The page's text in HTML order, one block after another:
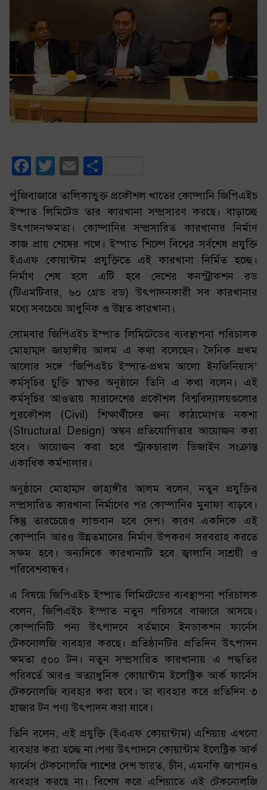
Facebook
Twitter
Email
পুঁজিবাজারে তালিকাভুক্ত প্রকৌশল খাতের কোম্পানি জিপিএইচ
ইস্পাত লিমিটেড তার কারখানা সম্প্রসারণ করছে। বাড়াচ্ছে
উৎপাদনক্ষমতা। কোম্পানির সম্প্রসারিত কারখানার নির্মাণ
কাজ প্রায় শেষের পথে। ইস্পাত শিল্পে বিশ্বের সর্বশেষ প্রযুক্তি
ইএএফ কোয়ান্টাম প্রযুক্তিতে এই কারখানা নির্মিত হচ্ছে।
নির্মাণ শেষ হলে এটি হবে দেশের কনস্ট্রাকশন রড
(টিএমটিবার, ৬০ গ্রেড রড) উৎপাদনকারী সব কারখানার
মধ্যে সবচেয়ে আধুনিক ও উন্নত কারখানা।
সোমবার জিপিএইচ ইস্পাত লিমিটেডের ব্যবস্থাপনা পরিচালক
মোহাম্মদ জাহাঙ্গীর আলম এ কথা বলেছেন। দৈনিক প্রথম
আলোর সঙ্গে ‘জিপিএইচ ইস্পাত-প্রথম আলো ইনজিনিয়াস’
কর্মসূচির চুক্তি স্বাক্ষর অনুষ্ঠানে তিনি এ কথা বলেন। এই
কর্মসূচির আওতায় সারাদেশের প্রকৌশল বিশ্ববিদ্যালয়গুলোর
পুরকৌশল (Civil) শিক্ষার্থীদের জন্য কাঠামোগত নকশা
(Structural Design) অঙ্কন প্রতিযোগিতার আয়োজন করা
হবে। আয়োজন করা হবে স্ট্রাকচারাল ডিজাইন সংক্রান্ত
একাধিক কর্মশালার।
অনুষ্ঠানে মোহাম্মদ জাহাঙ্গীর আলম বলেন, নতুন প্রযুক্তির
সম্প্রসারিত কারখানা নির্মাণের পর কোম্পানির মুনাফা বাড়বে।
কিন্তু তারচেয়েও লাভবান হবে দেশ। কারণ একদিকে এই
কোম্পানি আরও উন্নতমানের নির্মাণ উপকরণ সরবরাহ করতে
সক্ষম হবে। অন্যদিকে কারখানাটি হবে জ্বালানি সাশ্রয়ী ও
পরিবেশবান্ধব।
এ বিষয়ে জিপিএইচ ইস্পাত লিমিটেডের ব্যবস্থাপনা পরিচালক
বলেন, জিপিএইচ ইস্পাত নতুন পরিসরে বাজারে আসছে।
কোম্পানিটি পন্য উৎপাদনে বর্তমানে ইনডাকশন ফার্নেস
টেকনোলজি ব্যবহার করছে। প্রতিষ্ঠানটির প্রতিদিন উৎপাদন
ক্ষমতা ৫০০ টন। নতুন সম্প্রসারিত কারখানায় এ পদ্ধতির
পরিবর্তে আরও অত্যাধুনিক কোয়ান্টাম ইলেক্ট্রিক আর্ক ফার্নেস
টেকনোলজি ব্যবহার করা হবে। তা ব্যবহার করে প্রতিদিন ৩
হাজার টন পণ্য উৎপাদন করা যাবে।
তিনি বলেন, এই প্রযুক্তি (ইএএফ কোয়ান্টাম) এশিয়ায় এখনো
ব্যবহার করা হচ্ছে না।পণ্য উৎপাদনে কোয়ান্টাম ইলেক্ট্রিক আর্ক
ফার্নেস টেকনোলজি পাশের দেশ ভারত, চীন, এমনকি জাপানও
ব্যবহার করছে না। বিশেষ করে এশিয়াতে এই টেকনোলজি